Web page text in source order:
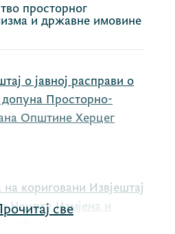
просторног
и државне имовине
о јавној расправи о
Просторно-
Општине Херцег
кориговани Извјештај
Нацрту Измјена и
све